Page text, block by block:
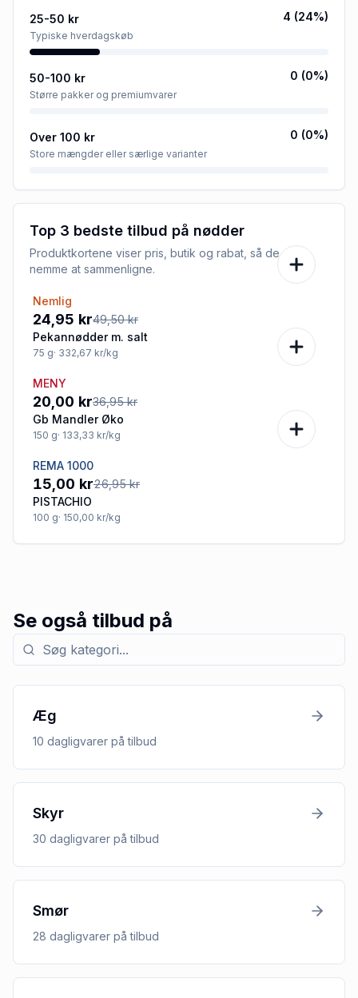
25-50 kr
Typiske hverdagskøb
4 (24%)
50-100 kr
Større pakker og premiumvarer
0 (0%)
Over 100 kr
Store mængder eller særlige varianter
0 (0%)
Top 3 bedste tilbud på nødder
Produktkortene viser pris, butik og rabat, så de er
nemme at sammenligne.
-50%
Nemlig
24,95 kr49,50 kr
Pekannødder m. salt
75 g· 332,67 kr/kg
-46%
MENY
20,00 kr36,95 kr
Gb Mandler Øko
150 g· 133,33 kr/kg
-44%
REMA 1000
15,00 kr26,95 kr
PISTACHIO
100 g· 150,00 kr/kg
Se også tilbud på
Søg efter kategori med tilbud
Æg
10 dagligvarer på tilbud
Skyr
30 dagligvarer på tilbud
Smør
28 dagligvarer på tilbud